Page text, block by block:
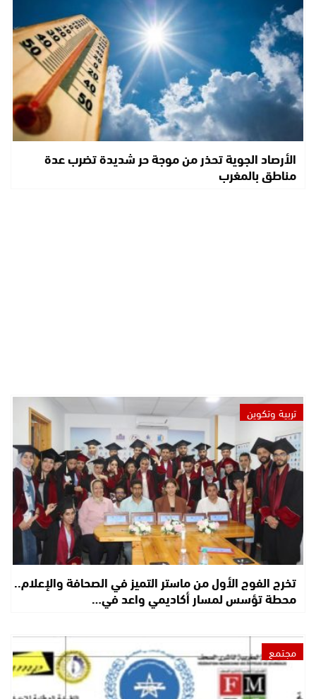
الأرصاد الجوية تحذر من موجة حر شديدة تضرب عدة
مناطق بالمغرب
تربية وتكوين
تخرج الفوج الأول من ماستر التميز في الصحافة والإعلام..
محطة تؤسس لمسار أكاديمي واعد في…
مجتمع